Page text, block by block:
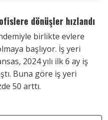
dönüşler hızlandı
birlikte evlere
başlıyor. İş yeri
2024 yılı ilk 6 ay iş
Buna göre iş yeri
50 arttı.